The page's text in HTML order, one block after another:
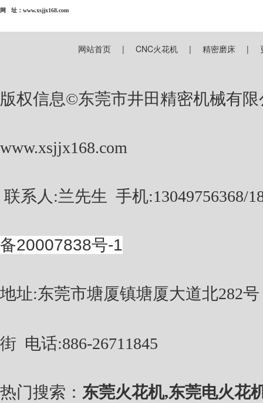
网 址：www.xsjjx168.com
网站首页 | CNC火花机 | 精密磨床 |
版权信息©东莞市井田精密机械有
www.xsjjx168.com
联系人:兰先生 手机:13049756368/
备20007838号-1
地址:东莞市塘厦镇塘厦大道北282
街 电话:886-26711845
热门搜索： 东莞火花机,东莞电火花